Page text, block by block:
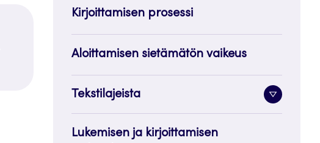
Kirjoittamisen prosessi
Aloittamisen sietämätön vaikeus
Tekstilajeista
Lukemisen ja kirjoittamisen